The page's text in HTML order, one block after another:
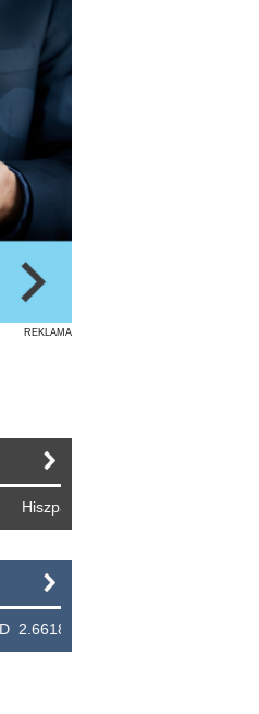
REKLAMA
EUR 1,229 WB GBP
NZD 2.1914 SGD 2.9123